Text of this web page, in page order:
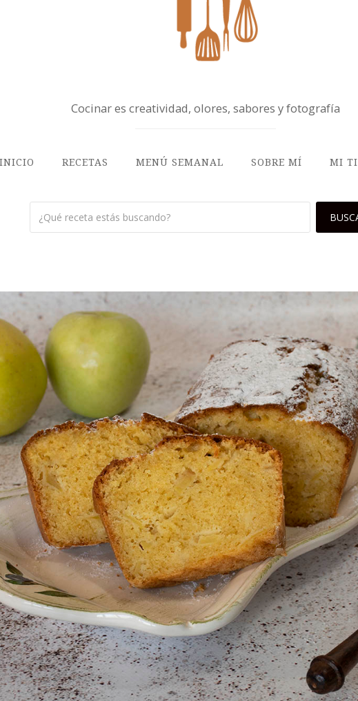
Cocinar es creatividad, olores, sabores y fotografía
INICIO RECETAS MENÚ SEMANAL SOBRE MÍ MI